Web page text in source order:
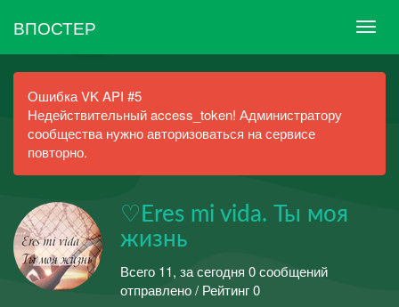
ВПОСТЕР
Ошибка VK API #5
Недействительный access_token! Администратору
сообщества нужно авторизоваться на сервисе
повторно.
♡Eres mi vida. Ты моя
жизнь
Всего 11, за сегодня 0 сообщений
отправлено / Рейтинг 0